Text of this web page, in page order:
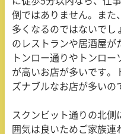
倒ではありません。また
多くなるのではないでし
のレストランや居酒屋が
トンロー通りやトンロー
が高いお店が多いです。
ズナブルなお店が多いの
スクンビット通りの北側
囲気は良いためご家族連